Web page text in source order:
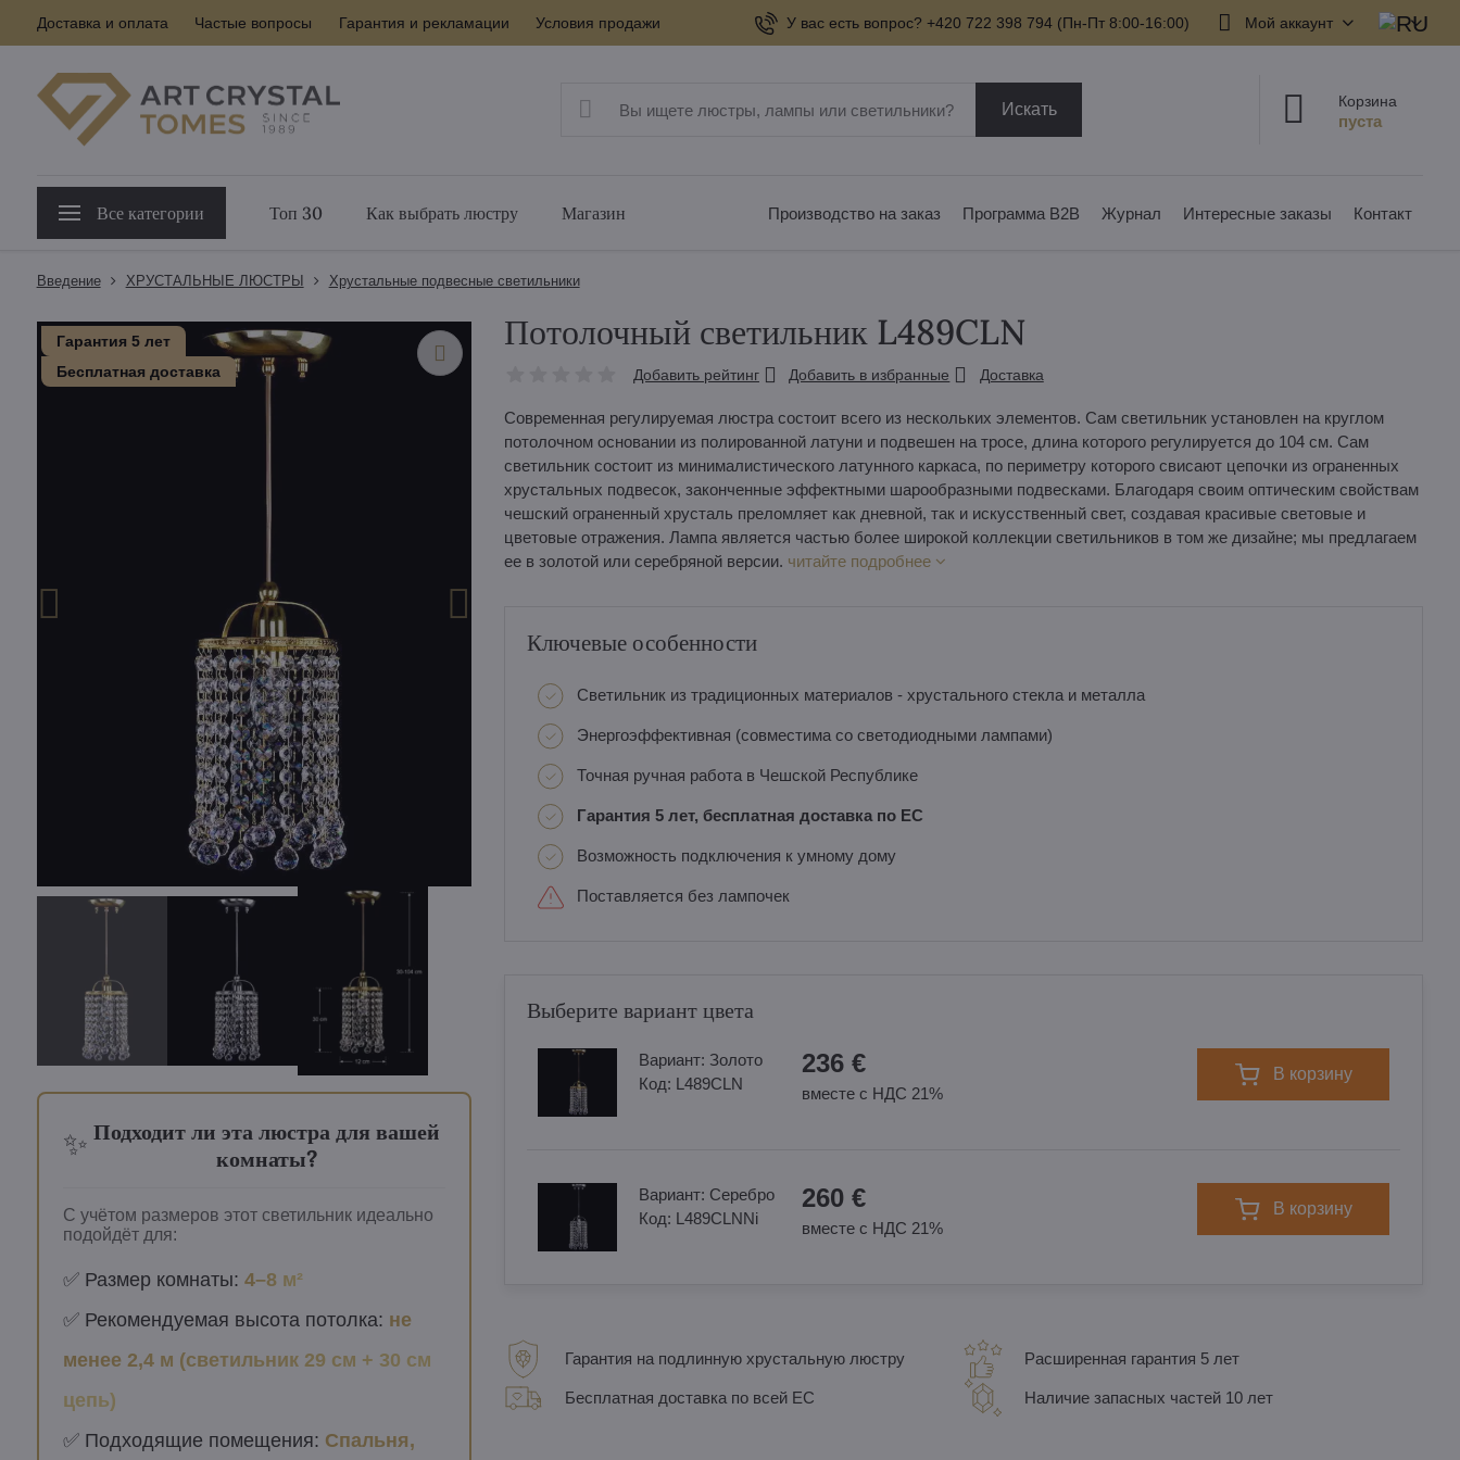
Доставка и оплата Частые вопросы Гарантия и рекламации Условия продажи У вас есть вопрос? +420 722 398 794​ (Пн-Пт 8:00-16:00) Мой аккаунт
Искать Корзина
Все категории Топ 30 Как выбрать люстру Магазин Производство на заказ Программа B2B Журнал Интересные заказы Контакт
Введение ХРУСТАЛЬНЫЕ ЛЮСТРЫ Хрустальные подвесные светильники
Гарантия 5 лет
Бесплатная доставка
✨ Подходит ли эта люстра для вашей
комнаты?
С учётом размеров этот светильник идеально
подойдёт для:
✅ Размер комнаты: 4–8 м²
✅ Рекомендуемая высота потолка: не
менее 2,4 м (светильник 29 см + 30 см
цепь)
✅ Подходящие помещения: Спальня,
Потолочный светильник L489CLN
Добавить рейтинг Добавить в избранные Доставка
Современная регулируемая люстра состоит всего из нескольких элементов. Сам светильник установлен на круглом
потолочном основании из полированной латуни и подвешен на тросе, длина которого регулируется до 104 см. Сам
светильник состоит из минималистического латунного каркаса, по периметру которого свисают цепочки из ограненных
хрустальных подвесок, законченные эффектными шарообразными подвесками. Благодаря своим оптическим свойствам
чешский ограненный хрусталь преломляет как дневной, так и искусственный свет, создавая красивые световые и
цветовые отражения. Лампа является частью более широкой коллекции светильников в том же дизайне; мы предлагаем
ее в золотой или серебряной версии. читайте подробнее
Ключевые особенности
Светильник из традиционных материалов - хрустального стекла и металла
Энергоэффективная (совместима со светодиодными лампами)
Точная ручная работа в Чешской Республике
Гарантия 5 лет, бесплатная доставка по ЕС
Возможность подключения к умному дому
Поставляется без лампочек
Выберите вариант цвета
Вариант: Золотo
Код: L489CLN
236 €
вместе с НДС 21%
в корзину
Вариант: Cеребро
Код: L489CLNNi
260 €
вместе с НДС 21%
в корзину
Гарантия на подлинную хрустальную люстру
Бесплатная доставка по всей ЕС
Расширенная гарантия 5 лет
Наличие запасных частей 10 лет